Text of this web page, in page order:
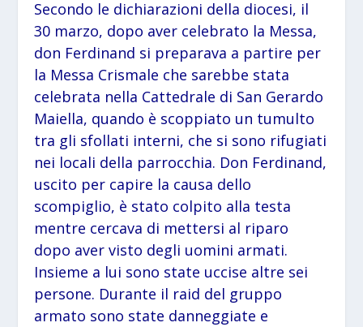
Secondo le dichiarazioni della diocesi, il
30 marzo, dopo aver celebrato la Messa,
don Ferdinand si preparava a partire per
la Messa Crismale che sarebbe stata
celebrata nella Cattedrale di San Gerardo
Maiella, quando è scoppiato un tumulto
tra gli sfollati interni, che si sono rifugiati
nei locali della parrocchia. Don Ferdinand,
uscito per capire la causa dello
scompiglio, è stato colpito alla testa
mentre cercava di mettersi al riparo
dopo aver visto degli uomini armati.
Insieme a lui sono state uccise altre sei
persone. Durante il raid del gruppo
armato sono state danneggiate e